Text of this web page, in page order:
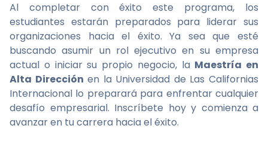
Al completar con éxito este programa, los
estudiantes estarán preparados para liderar sus
organizaciones hacia el éxito. Ya sea que esté
buscando asumir un rol ejecutivo en su empresa
actual o iniciar su propio negocio, la Maestría en
Alta Dirección en la Universidad de Las Californias
Internacional lo preparará para enfrentar cualquier
desafío empresarial. Inscríbete hoy y comienza a
avanzar en tu carrera hacia el éxito.